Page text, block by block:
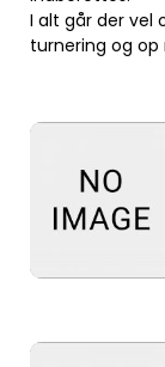
I alt går der vel
turnering og op